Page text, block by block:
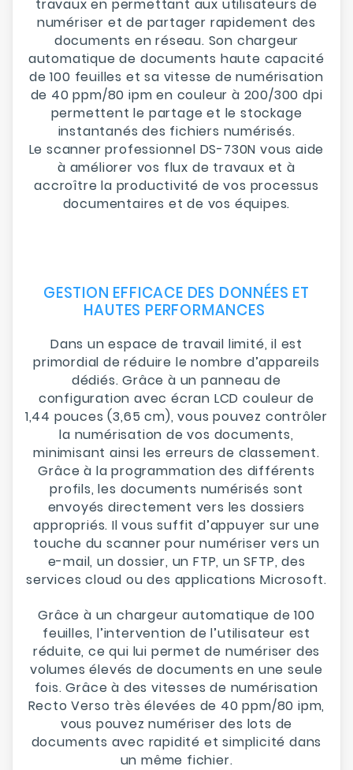
travaux en permettant aux utilisateurs de
numériser et de partager rapidement des
documents en réseau. Son chargeur
automatique de documents haute capacité
de 100 feuilles et sa vitesse de numérisation
de 40 ppm/80 ipm en couleur à 200/300 dpi
permettent le partage et le stockage
instantanés des fichiers numérisés.
Le scanner professionnel DS-730N vous aide
à améliorer vos flux de travaux et à
accroître la productivité de vos processus
documentaires et de vos équipes.
GESTION EFFICACE DES DONNÉES ET
HAUTES PERFORMANCES
Dans un espace de travail limité, il est
primordial de réduire le nombre d’appareils
dédiés. Grâce à un panneau de
configuration avec écran LCD couleur de
1,44 pouces (3,65 cm), vous pouvez contrôler
la numérisation de vos documents,
minimisant ainsi les erreurs de classement.
Grâce à la programmation des différents
profils, les documents numérisés sont
envoyés directement vers les dossiers
appropriés. Il vous suffit d’appuyer sur une
touche du scanner pour numériser vers un
e-mail, un dossier, un FTP, un SFTP, des
services cloud ou des applications Microsoft.
Grâce à un chargeur automatique de 100
feuilles, l’intervention de l’utilisateur est
réduite, ce qui lui permet de numériser des
volumes élevés de documents en une seule
fois. Grâce à des vitesses de numérisation
Recto Verso très élevées de 40 ppm/80 ipm,
vous pouvez numériser des lots de
documents avec rapidité et simplicité dans
un même fichier.